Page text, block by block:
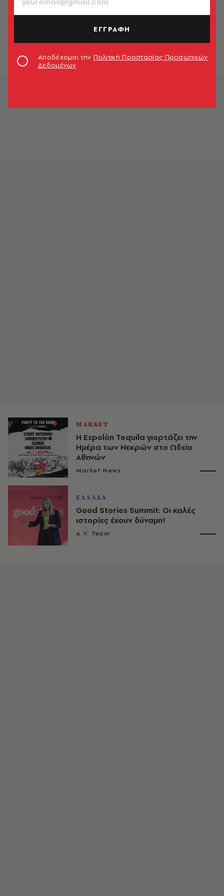
LIFE IN ATHENS
Τα EDEN Sundays επιστρέφουν για
να χορέψουν τις Κυριακές μας
Τάνια Σκραπαλιώρη
MARKET
Η Espolòn Tequila γιορτάζει την
Ημέρα των Νεκρών στο Ωδείο
Αθηνών
Market News
ΕΛΛΑΔΑ
Good Stories Summit: Οι καλές
ιστορίες έχουν δύναμη!
A.V. Team
ΕΓΓΡΑΦΗ
Αποδέχομαι την Πολιτική Προστασίας Προσωπικών
Δεδομένων